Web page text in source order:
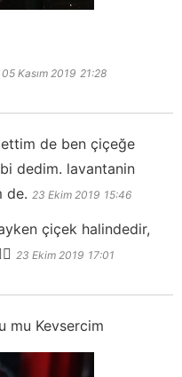
05 Kasım 2019 21:28
de ben çiçeğe
dedim. lavantanin
de. 23 Ekim 2019 15:46
çiçek halindedir,
23 Ekim 2019 17:01
mu Kevsercim